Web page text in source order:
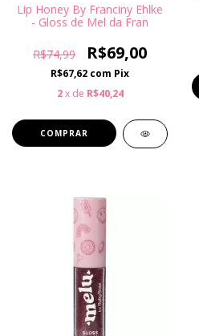
Lip Honey By Franciny Ehlke
- Gloss de Mel da Fran
R$74,99 R$69,00
R$67,62 com Pix
2 x de R$40,24